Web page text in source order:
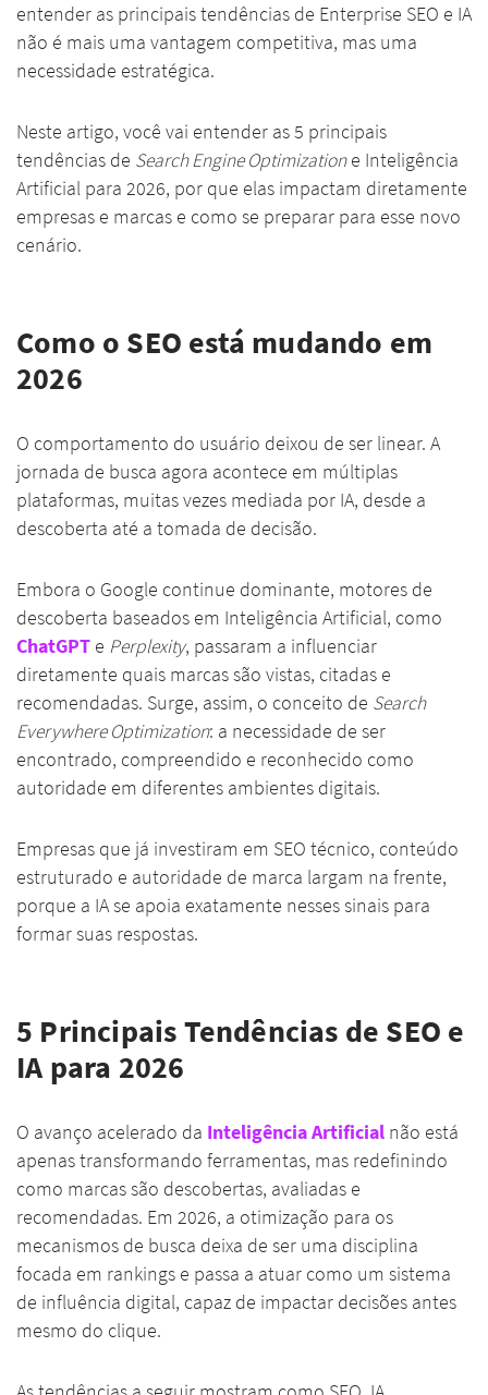
entender as principais tendências de Enterprise SEO e IA
não é mais uma vantagem competitiva, mas uma
necessidade estratégica.
Neste artigo, você vai entender as 5 principais
tendências de Search Engine Optimizatione Inteligência
Artificial para 2026, por que elas impactam diretamente
empresas e marcas e como se preparar para esse novo
cenário.
Como o SEO está mudando em
2026
O comportamento do usuário deixou de ser linear. A
jornada de busca agora acontece em múltiplas
plataformas, muitas vezes mediada por IA, desde a
descoberta até a tomada de decisão.
Embora o Google continue dominante, motores de
descoberta baseados em Inteligência Artificial, como
ChatGPT e Perplexity, passaram a influenciar
diretamente quais marcas são vistas, citadas e
recomendadas. Surge, assim, o conceito de Search
Everywhere Optimization: a necessidade de ser
encontrado, compreendido e reconhecido como
autoridade em diferentes ambientes digitais.
Empresas que já investiram em SEO técnico, conteúdo
estruturado e autoridade de marca largam na frente,
porque a IA se apoia exatamente nesses sinais para
formar suas respostas.
5 Principais Tendências de SEO e
IA para 2026
O avanço acelerado da Inteligência Artificial não está
apenas transformando ferramentas, mas redefinindo
como marcas são descobertas, avaliadas e
recomendadas. Em 2026, a otimização para os
mecanismos de busca deixa de ser uma disciplina
focada em rankings e passa a atuar como um sistema
de influência digital, capaz de impactar decisões antes
mesmo do clique.